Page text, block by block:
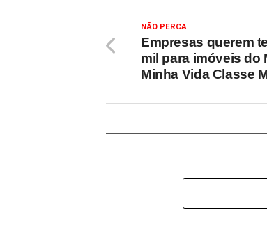
NÃO PERCA
Empresas querem
mil para imóveis do
Minha Vida Classe